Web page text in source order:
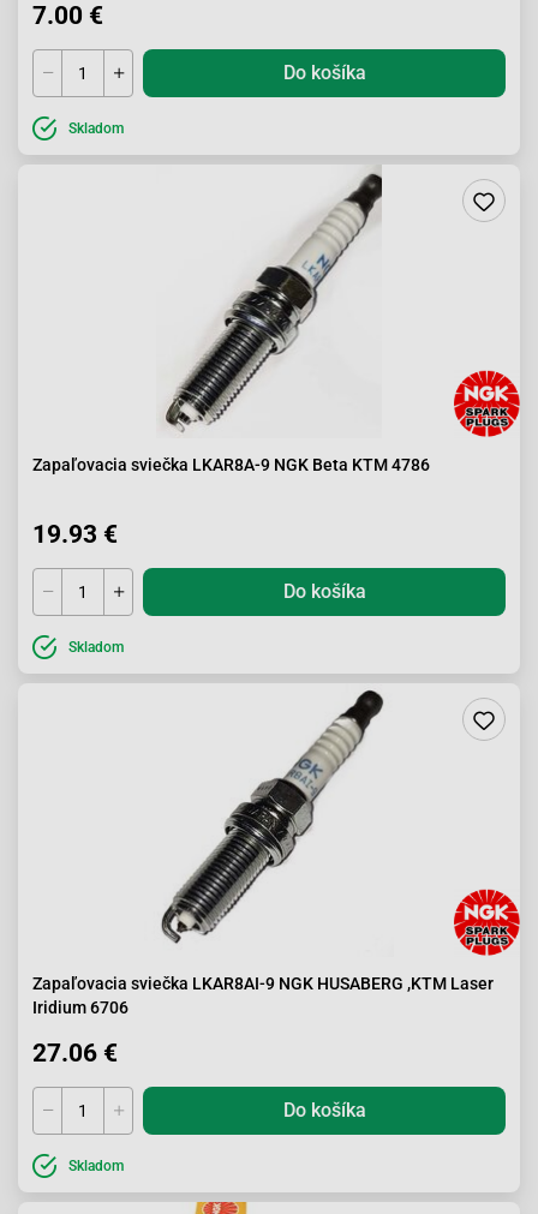
7.00 €
Do košíka
Skladom
Zapaľovacia sviečka LKAR8A-9 NGK Beta KTM 4786
19.93 €
Do košíka
Skladom
Zapaľovacia sviečka LKAR8AI-9 NGK HUSABERG ,KTM Laser
Iridium 6706
27.06 €
Do košíka
Skladom